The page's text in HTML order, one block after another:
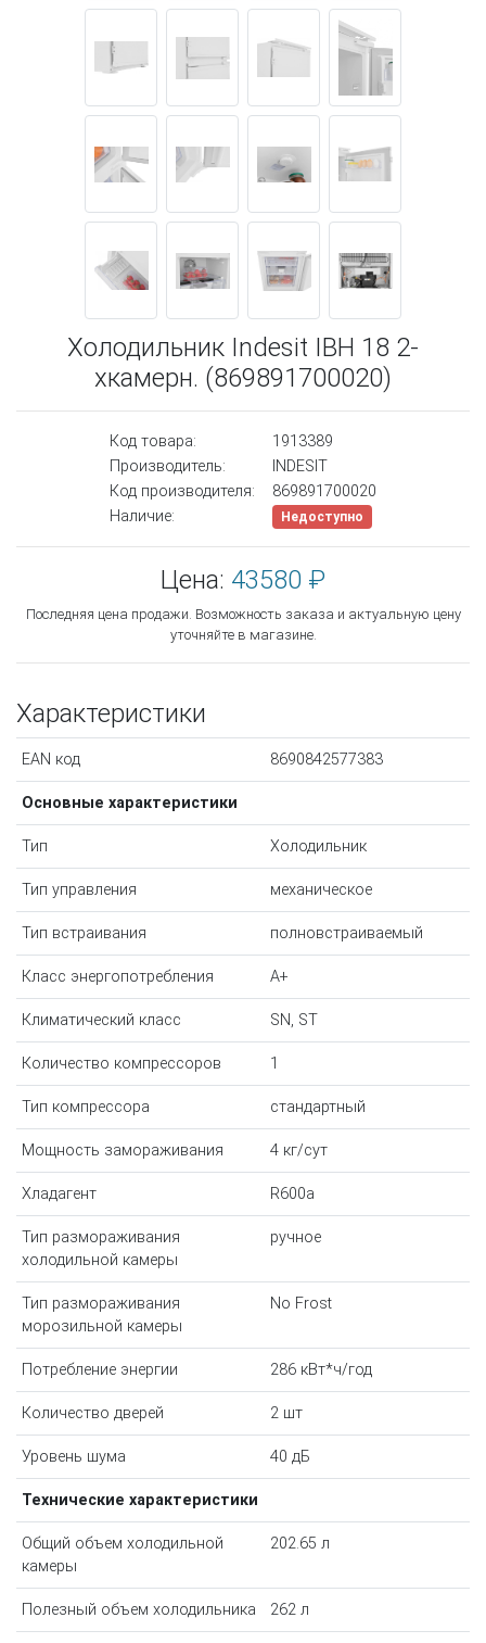
Холодильник Indesit IBH 18 2-
хкамерн. (869891700020)
Код товара:
1913389
Производитель:
INDESIT
Код производителя:
869891700020
Наличие:
Недоступно
Цена: 43580 ₽
Последняя цена продажи. Возможность заказа и актуальную цену
уточняйте в магазине.
Характеристики
EAN код 8690842577383
Основные характеристики
Тип Холодильник
Тип управления механическое
Тип встраивания полновстраиваемый
Класс энергопотребления A+
Климатический класс SN, ST
Количество компрессоров 1
Тип компрессора стандартный
Мощность замораживания 4 кг/сут
Хладагент R600a
Тип размораживания
холодильной камеры
ручное
Тип размораживания
морозильной камеры
No Frost
Потребление энергии 286 кВт*ч/год
Количество дверей 2 шт
Уровень шума 40 дБ
Технические характеристики
Общий объем холодильной
камеры
202.65 л
Полезный объем холодильника 262 л